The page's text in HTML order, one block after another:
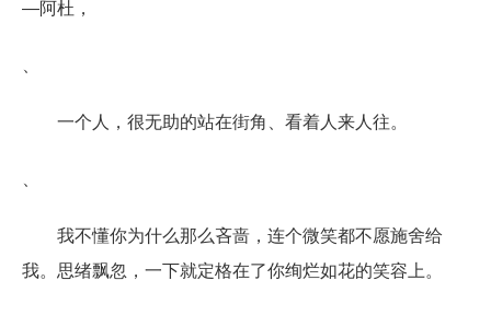
―阿杜，
一个人，很无助的站在街角、看着人来人往。
我不懂你为什么那么吝啬，连个微笑都不愿施舍给
我。思绪飘忽，一下就定格在了你绚烂如花的笑容上。